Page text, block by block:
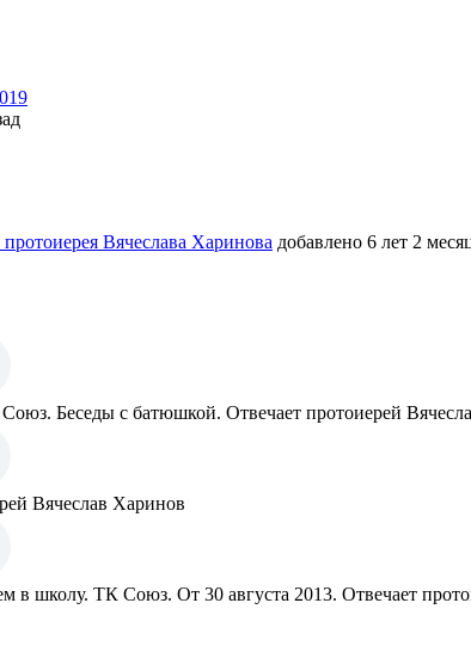
Вячеслава Харинова добавлено 6 лет 2
Беседы с батюшкой. Отвечает протоиерей
Вячеслав Харинов
в школу. ТК Союз. От 30 августа 2013. Отвечает